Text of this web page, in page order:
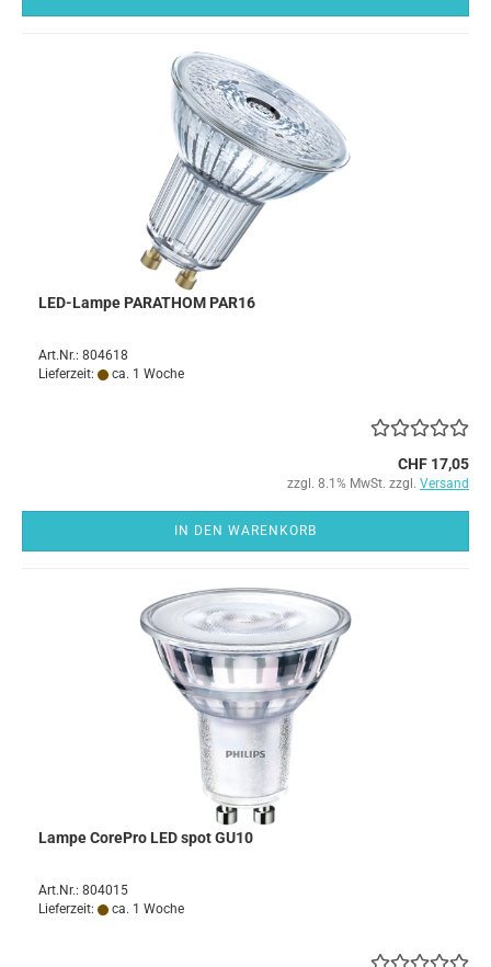
LED-Lampe PARATHOM PAR16
Art.Nr.: 804618
Lieferzeit:
ca. 1 Woche
CHF 17,05
zzgl. 8.1% MwSt. zzgl. Versand
IN DEN WARENKORB
Lampe CorePro LED spot GU10
Art.Nr.: 804015
Lieferzeit:
ca. 1 Woche